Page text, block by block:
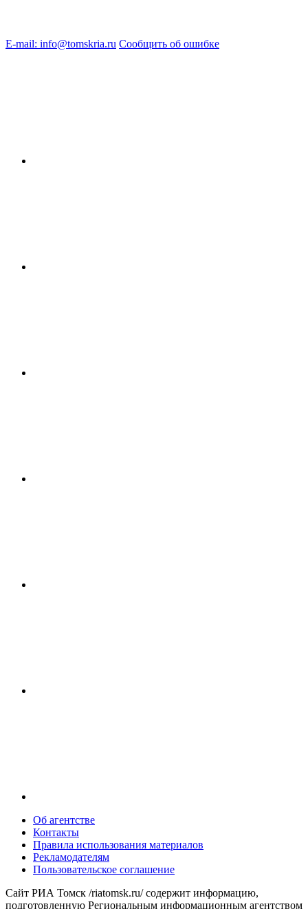
E-mail: info@tomskria.ru Сообщить об ошибке
Об агентстве
Контакты
Правила использования материалов
Рекламодателям
Пользовательское соглашение
Сайт РИА Томск /riatomsk.ru/ содержит информацию,
подготовленную Региональным информационным агентством